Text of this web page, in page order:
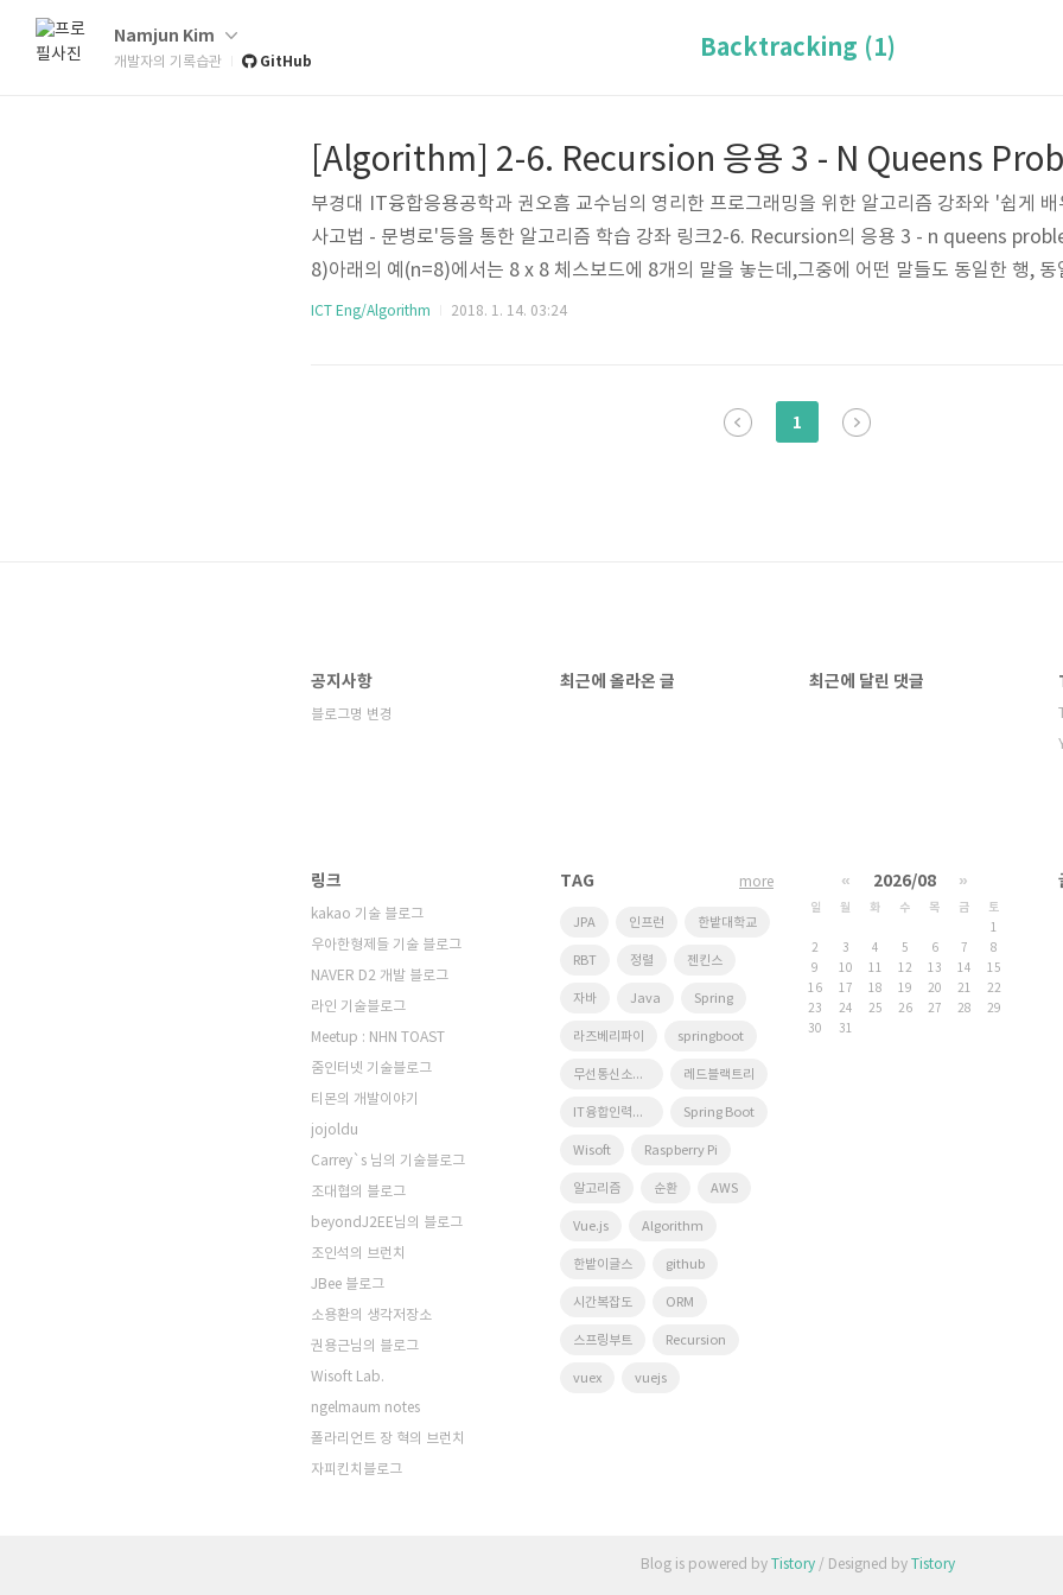
Namjun Kim
개발자의 기록습관 GitHub Backtracking (1)
부경대 IT융합응용공학과 권오흠 교수님의 영리한 프로그래밍을 위한 알고리즘 강좌와 '쉽게 배
사고법 - 문병로'등을 통한 알고리즘 학습 강좌 링크2-6. Recursion의 응용 3 - n queens
8)아래의 예(n=8)에서는 8 x 8 체스보드에 8개의 말을 놓는데,그중에 어떤 말들도 동일한 행, 동
오지 않도록n개의 말을 놓을 수 있는가에 대한 문제이다.위의 방법대로 n개의 말을 놓으려면, 결
ICT Eng/Algorithm 2018. 1. 14. 03:24
1
공지사항
블로그명 변경
최근에 올라온 글 최근에 달린 댓글
링크
kakao 기술 블로그
우아한형제들 기술 블로그
NAVER D2 개발 블로그
라인 기술블로그
Meetup : NHN TOAST
줌인터넷 기술블로그
티몬의 개발이야기
jojoldu
Carrey`s 님의 기술블로그
조대협의 블로그
beyondJ2EE님의 블로그
조인석의 브런치
JBee 블로그
소용환의 생각저장소
권용근님의 블로그
Wisoft Lab.
ngelmaum notes
폴라리언트 장 혁의 브런치
자피킨치블로그
TAG
JPA 인프런 한밭대학교
RBT 정렬 젠킨스
자바 Java Spring
라즈베리파이 springboot
무선통신소프트웨어연구실 레드블랙트리
IT융합인력양성사업단 Spring Boot
Wisoft Raspberry Pi
알고리즘 순환 AWS
Vue.js Algorithm
한밭이글스 github
시간복잡도 ORM
스프링부트 Recursion
vuex vuejs
more « 2026/08 »
일 월 화 수 목 금
토
1
2
3 4 5 6 7
8
9
10 11 12 13 14
15
16
17 18 19 20 21
22
23
24 25 26 27 28
29
30
31
Blog is powered by Tistory/ Designed by Tistory